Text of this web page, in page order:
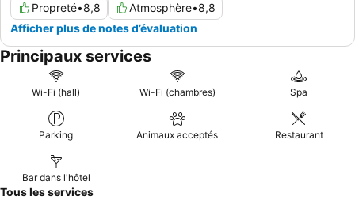
Propreté•8,8 Atmosphère•8,8
Afficher plus de notes d’évaluation
Principaux services
Wi-Fi (hall) Wi-Fi (chambres) Spa
Parking Animaux acceptés Restaurant
Bar dans l'hôtel
Tous les services